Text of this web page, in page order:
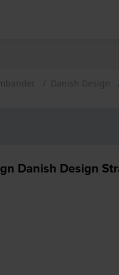
Danish Design
Danish Design